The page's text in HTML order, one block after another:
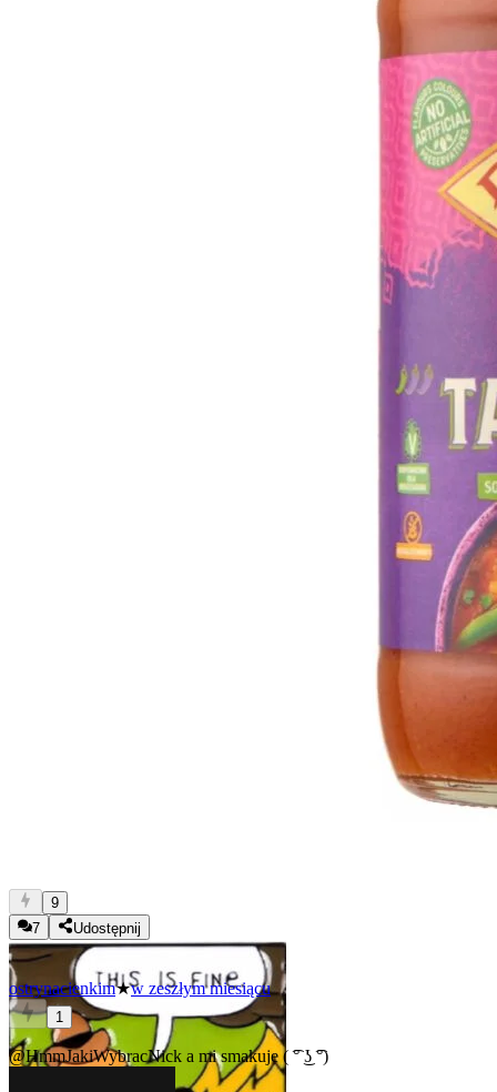
9
7
Udostępnij
ostrynacienkim★w zeszłym miesiącu
1
@HmmJakiWybracNick a mi smakuje ( ͡° ͜ʖ ͡°)